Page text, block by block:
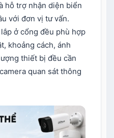
hỗ trợ nhận diện biển
với đơn vị tư vấn.
ở cổng đều phù hợp
khoảng cách, ánh
thiết bị đều cần
quan sát thông